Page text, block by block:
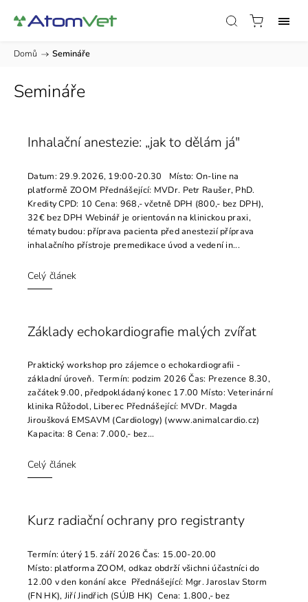
Domů / Semináře
Semináře
Inhalační anestezie: „jak to dělám já"
Datum: 29.9.2026, 19:00-20.30 Místo: On-line na
platformě ZOOM Přednášející: MVDr. Petr Raušer, PhD.
Kredity CPD: 10 Cena: 968,- včetně DPH​ (800,- bez DPH),
32€ bez DPH Webinář je orientován na klinickou praxi,
tématy budou: příprava pacienta před anestezií příprava
inhalačního přístroje premedikace úvod a vedení in...
Celý článek
Základy echokardiografie malých zvířat
Praktický workshop pro zájemce o echokardiografii -
základní úroveň. Termín: podzim 2026 Čas: Prezence 8.30,
začátek 9.00, předpokládaný konec 17.00 Místo: Veterinární
klinika Růžodol, Liberec Přednášející: MVDr. Magda
Jiroušková EMSAVM (Cardiology) (www.animalcardio.cz)
Kapacita: 8 Cena: 7.000,- bez...
Celý článek
Kurz radiační ochrany pro registranty
Termín: úterý 15. září 2026 Čas: 15.00-20.00
Místo: platforma ZOOM, odkaz obdrží všichni účastníci do
12.00 v den konání akce Přednášející: Mgr. Jaroslav Storm
(FN HK), Jiří Jindřich (SÚJB HK) Cena: 1.800,- bez